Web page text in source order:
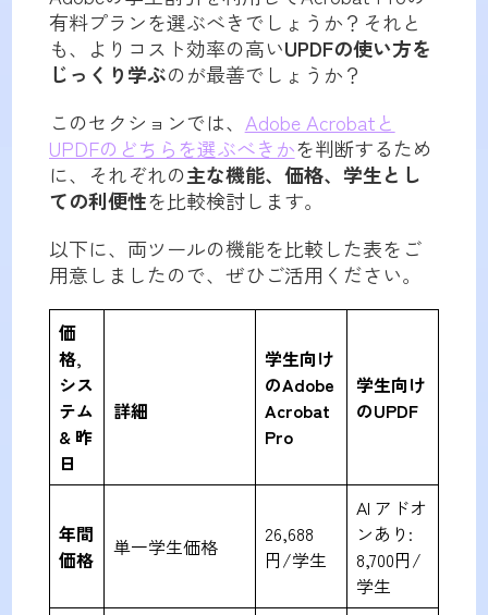
有料プランを選ぶべきでしょうか？それと
も、よりコスト効率の高いUPDFの使い方を
じっくり学ぶのが最善でしょうか？
このセクションでは、 Adobe Acrobatと
UPDFのどちらを選ぶべきかを判断するため
に、それぞれの主な機能、価格、学生とし
ての利便性を比較検討します。
以下に、両ツールの機能を比較した表をご
用意しましたので、ぜひご活用ください。
価
格,
シス
テム
& 昨
日
詳細
学生向け
のAdobe
Acrobat
Pro
学生向け
のUPDF
年間
価格
単一学生価格
26,688
円/学生
AI アドオ
ンあり:
8,700円/
学生